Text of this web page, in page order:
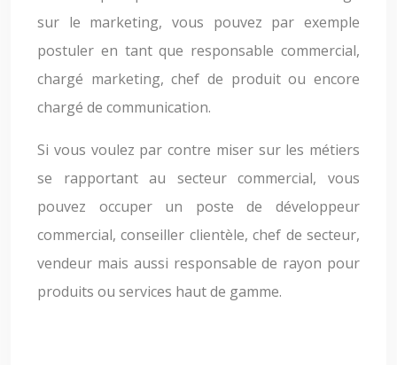
sur le marketing, vous pouvez par exemple
postuler en tant que responsable commercial,
chargé marketing, chef de produit ou encore
chargé de communication.
Si vous voulez par contre miser sur les métiers
se rapportant au secteur commercial, vous
pouvez occuper un poste de développeur
commercial, conseiller clientèle, chef de secteur,
vendeur mais aussi responsable de rayon pour
produits ou services haut de gamme.